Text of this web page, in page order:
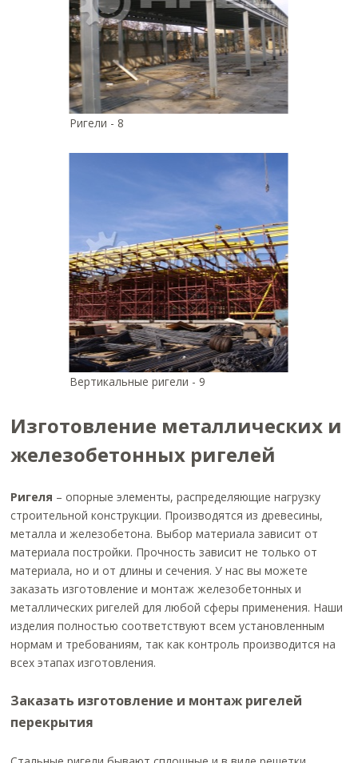
Ригели - 8
Вертикальные ригели - 9
Изготовление металлических и
железобетонных ригелей
Ригеля – опорные элементы, распределяющие нагрузку
строительной конструкции. Производятся из древесины,
металла и железобетона. Выбор материала зависит от
материала постройки. Прочность зависит не только от
материала, но и от длины и сечения. У нас вы можете
заказать изготовление и монтаж железобетонных и
металлических ригелей для любой сферы применения. Наши
изделия полностью соответствуют всем установленным
нормам и требованиям, так как контроль производится на
всех этапах изготовления.
Заказать изготовление и монтаж ригелей
перекрытия